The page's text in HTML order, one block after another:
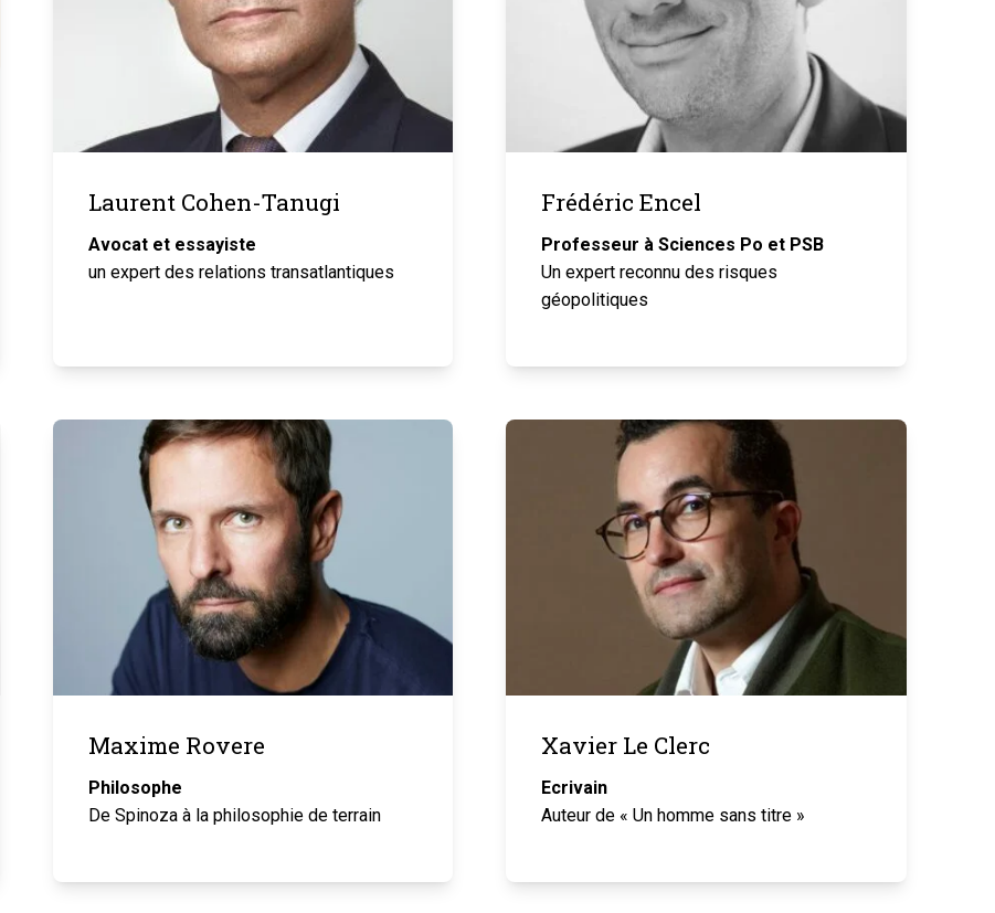
Laurent Cohen-Tanugi
Avocat et essayiste
un expert des relations transatlantiques
Frédéric Encel
Professeur à Sciences Po et PSB
Un expert reconnu des risques
géopolitiques
Maxime Rovere
Philosophe
De Spinoza à la philosophie de terrain
Xavier Le Clerc
Ecrivain
Auteur de « Un homme sans titre »